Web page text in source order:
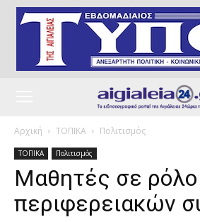
Αρχική ΤΟΠΙΚΑ Πολιτισμός
ΤΟΠΙΚΑ Πολιτισμός
Μαθητές σε ρόλο
περιφερειακών